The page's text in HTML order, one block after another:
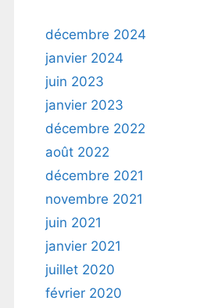
décembre 2024
janvier 2024
juin 2023
janvier 2023
décembre 2022
août 2022
décembre 2021
novembre 2021
juin 2021
janvier 2021
juillet 2020
février 2020